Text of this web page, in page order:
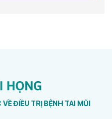
ĐIỀU TRỊ BỆNH TAI MŨI